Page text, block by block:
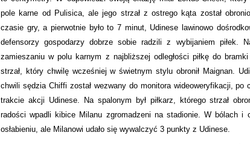
pole karne od Pulisica, ale jego strzał z ostrego kąta został
czasie gry, a pierwotnie było to 7 minut, Udinese lawinowo
defensorzy gospodarzy dobrze sobie radzili z wybijaniem piłek.
zamieszaniu w polu karnym z najbliższej odległości piłkę do bramki
strzał, który chwilę wcześniej w świetnym stylu obronił Maignan.
chwili sędzia Chiffi został wezwany do monitora wideoweryfikacji, po
trakcie akcji Udinese. Na spalonym był piłkarz, którego strzał
radości wpadli kibice Milanu zgromadzeni na stadionie. W bólach i
osłabieniu, ale Milanowi udało się wywalczyć 3 punkty z Udinese.